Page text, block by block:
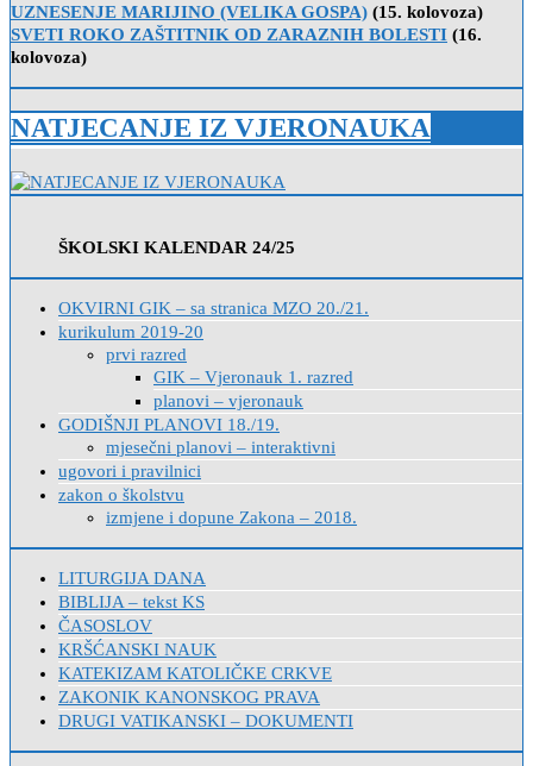
UZNESENJE MARIJINO (VELIKA GOSPA) (15. kolovoza)
SVETI ROKO ZAŠTITNIK OD ZARAZNIH BOLESTI (16.
kolovoza)
NATJECANJE IZ VJERONAUKA
ŠKOLSKI KALENDAR 24/25
OKVIRNI GIK – sa stranica MZO 20./21.
kurikulum 2019-20
prvi razred
GIK – Vjeronauk 1. razred
planovi – vjeronauk
GODIŠNJI PLANOVI 18./19.
mjesečni planovi – interaktivni
ugovori i pravilnici
zakon o školstvu
izmjene i dopune Zakona – 2018.
LITURGIJA DANA
BIBLIJA – tekst KS
ČASOSLOV
KRŠĆANSKI NAUK
KATEKIZAM KATOLIČKE CRKVE
ZAKONIK KANONSKOG PRAVA
DRUGI VATIKANSKI – DOKUMENTI